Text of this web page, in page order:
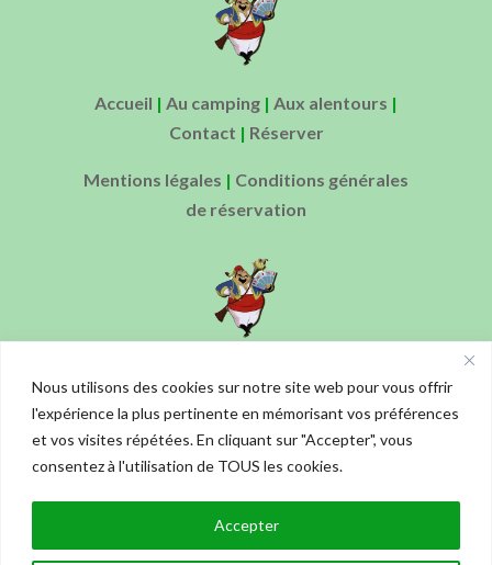
Nous utilisons des cookies sur notre site web pour vous offrir
l'expérience la plus pertinente en mémorisant vos préférences
et vos visites répétées. En cliquant sur "Accepter", vous
consentez à l'utilisation de TOUS les cookies.
Accepter
Accueil | Au camping | Aux alentours |
Contact | Réserver
Mentions légales | Conditions générales
de réservation
et de 15h00 à 18h00
©2023 Camping Tartarin | Création du site :Gregory Irthum